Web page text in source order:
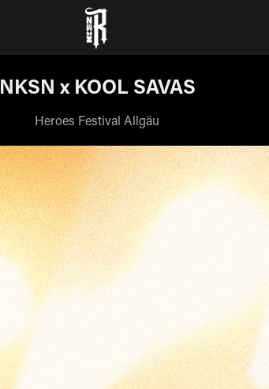
NKSN x KOOL SAVAS
Heroes Festival Allgäu